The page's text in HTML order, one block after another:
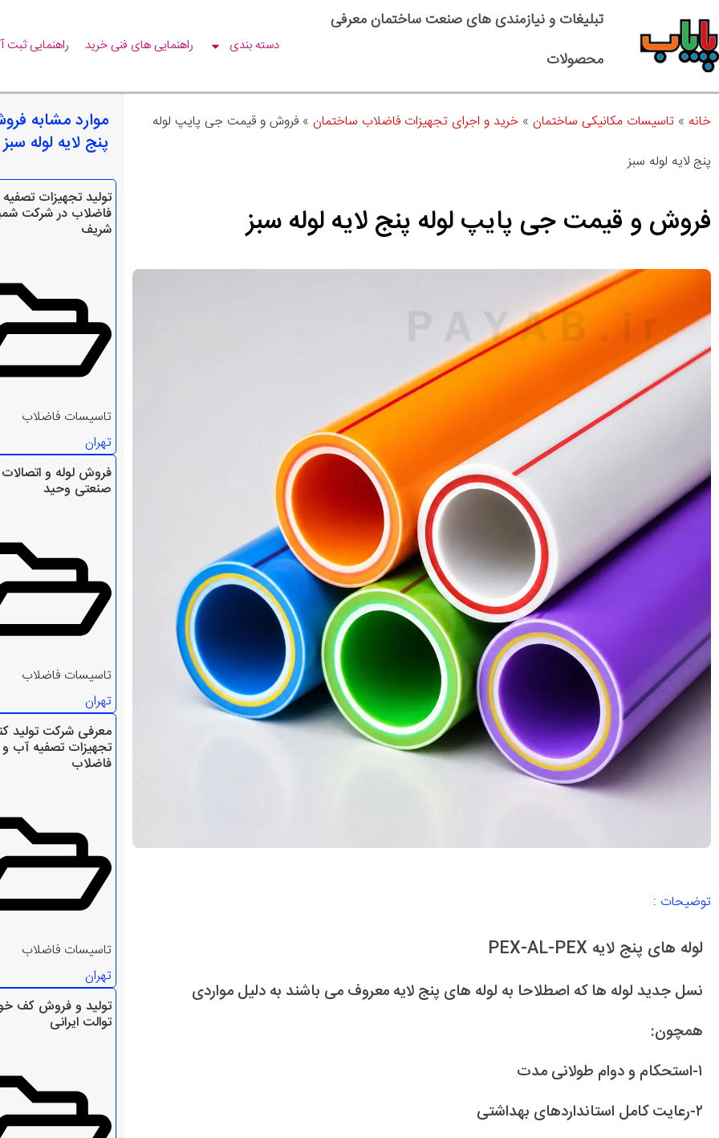
تبلیغات و نیازمندی های صنعت ساختمان معرفی
محصولات
دسته بندی راهنمایی های فنی خرید راهنمایی ثبت
خانه » تاسیسات مکانیکی ساختمان » خرید و اجرای تجهیزات فاضلاب ساختمان » فروش و قیمت جی پایپ لوله
پنج لایه لوله سبز
فروش و قیمت جی پایپ لوله پنج لایه لوله سبز
توضیحات :
لوله های پنج لایه PEX-AL-PEX
نسل جدید لوله ها که اصطلاحا به لوله های پنج لایه معروف می باشند به دلیل مواردی
همچون:
۱-استحکام و دوام طولانی مدت
۲-رعایت کامل استانداردهای بهداشتی
موارد مشابه
پنج لایه لوله سبز
تولید تجهیزات
فاضلاب در شرکت
شریف
تاسیسات فاضلاب
تهران
فروش لوله و
صنعتی وحید
تاسیسات فاضلاب
تهران
معرفی شرکت تولید
تجهیزات تصفیه آب و
فاضلاب
تاسیسات فاضلاب
تهران
تولید و فروش کف
توالت ایرانی